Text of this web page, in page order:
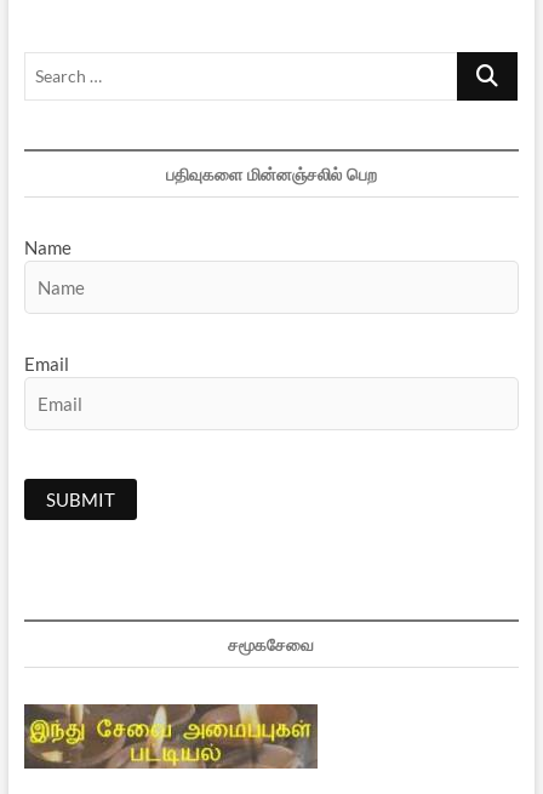
Search
பதிவுகளை மின்னஞ்சலில் பெற
Name
Email
சமூகசேவை